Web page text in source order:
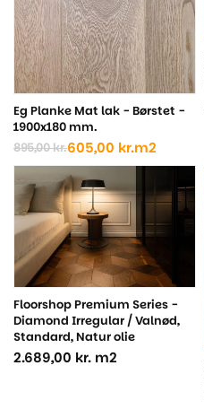
Eg Planke Mat lak - Børstet -
1900x180 mm.
895,00kr.
Den
oprindelige
pris
var:
895,00 kr..
605,00 kr.
Den
aktuelle
pris
er:
605,00 kr..
m2
Floorshop Premium Series -
Diamond Irregular / Valnød,
Standard, Natur olie
2.689,00 kr. m2